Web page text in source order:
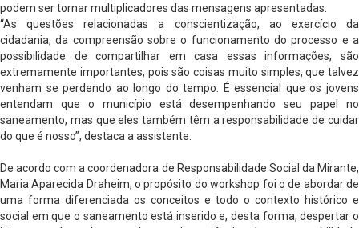
podem ser tornar multiplicadores das mensagens apresentadas.
“As questões relacionadas a conscientização, ao exercício da
cidadania, da compreensão sobre o funcionamento do processo e a
possibilidade de compartilhar em casa essas informações, são
extremamente importantes, pois são coisas muito simples, que talvez
venham se perdendo ao longo do tempo. É essencial que os jovens
entendam que o município está desempenhando seu papel no
saneamento, mas que eles também têm a responsabilidade de cuidar
do que é nosso”, destaca a assistente.
De acordo com a coordenadora de Responsabilidade Social da Mirante,
Maria Aparecida Draheim, o propósito do workshop foi o de abordar de
uma forma diferenciada os conceitos e todo o contexto histórico e
social em que o saneamento está inserido e, desta forma, despertar o